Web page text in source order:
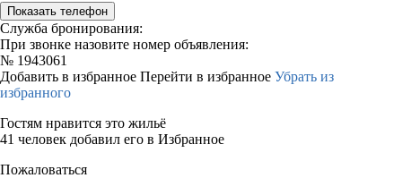
Показать телефон
Служба бронирования:
При звонке назовите номер объявления:
№ 1943061
Добавить в избранное Перейти в избранное Убрать из
избранного
Гостям нравится это жильё
41 человек добавил его в Избранное
Пожаловаться